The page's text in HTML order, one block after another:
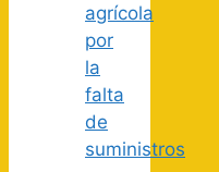
agrícola
por
la
falta
de
suministros